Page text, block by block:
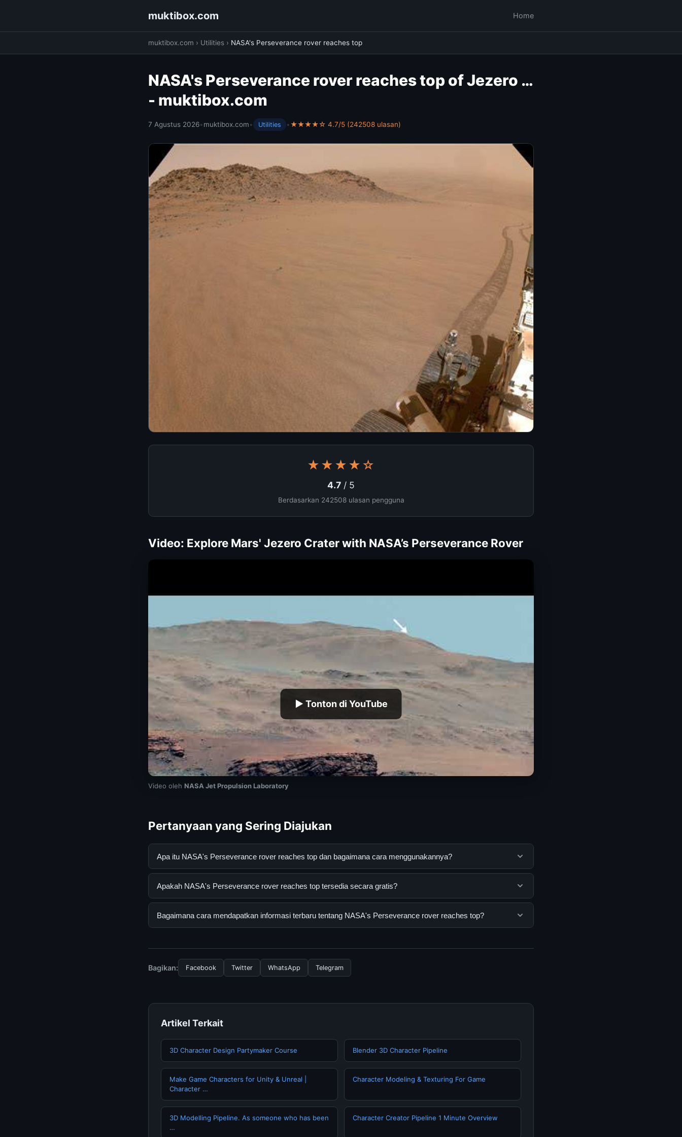
muktibox.com Home
muktibox.com › Utilities › NASA's Perseverance rover reaches top
NASA's Perseverance rover reaches top of Jezero …
- muktibox.com
7 Agustus 2026•muktibox.com• Utilities •★★★★☆ 4.7/5 (242508 ulasan)
★★★★☆
4.7 / 5
Berdasarkan 242508 ulasan pengguna
Video: Explore Mars' Jezero Crater with NASA’s Perseverance Rover
▶ Tonton di YouTube
Video oleh NASA Jet Propulsion Laboratory
Pertanyaan yang Sering Diajukan
Apa itu NASA's Perseverance rover reaches top dan bagaimana cara menggunakannya?
NASA's Perseverance rover reaches top adalah layanan digital yang dirancang untuk membantu pengguna
resmi dan mengikuti panduan yang tersedia.
Apakah NASA's Perseverance rover reaches top tersedia secara gratis?
Ya, NASA's Perseverance rover reaches top dapat diakses secara gratis oleh semua pengguna. Tidak ada
Bagaimana cara mendapatkan informasi terbaru tentang NASA's Perseverance rover reaches top?
dan terpercaya.
Bagikan: Facebook Twitter WhatsApp Telegram
Artikel Terkait
3D Character Design Partymaker Course Blender 3D Character Pipeline
Make Game Characters for Unity & Unreal |
Character …
Character Modeling & Texturing For Game
3D Modelling Pipeline. As someone who has been
…
Character Creator Pipeline 1 Minute Overview